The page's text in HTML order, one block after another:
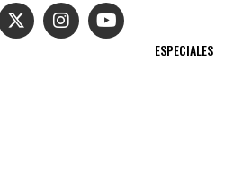
ESPECIALES